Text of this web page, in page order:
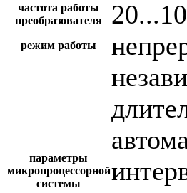
частота работы
преобразователя
режим работы
параметры
микропроцессорной
системы